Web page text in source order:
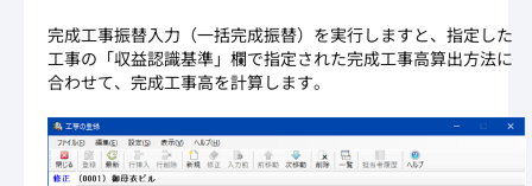
完成工事振替入力（一括完成振替）を実行しますと、指定した
工事の「収益認識基準」欄で指定された完成工事高算出方法に
合わせて、完成工事高を計算します。